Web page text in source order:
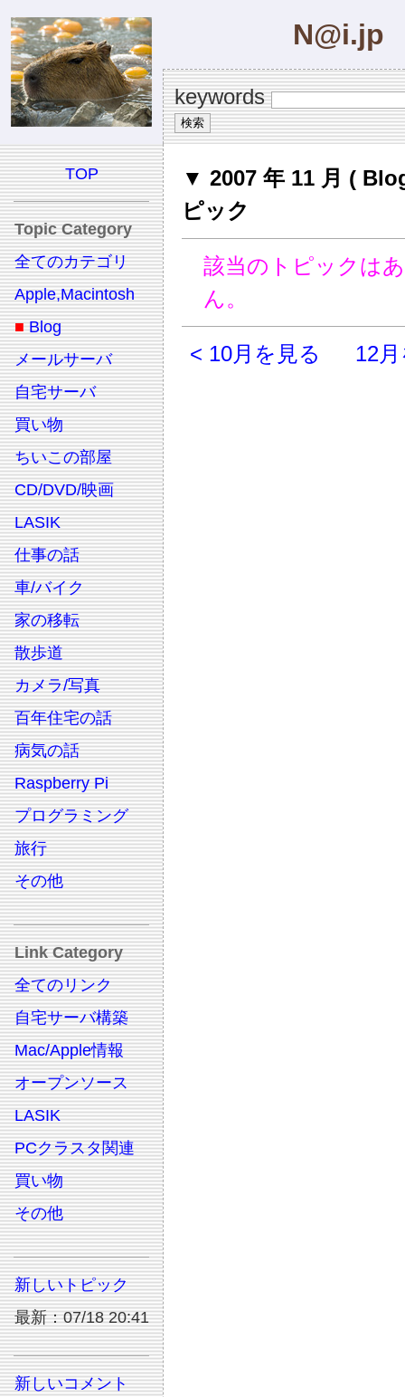
N@i.jp
keywords
TOP
Topic Category
全てのカテゴリ
Apple,Macintosh
■ Blog
メールサーバ
自宅サーバ
買い物
ちいこの部屋
CD/DVD/映画
LASIK
仕事の話
車/バイク
家の移転
散歩道
カメラ/写真
百年住宅の話
病気の話
Raspberry Pi
プログラミング
旅行
その他
Link Category
全てのリンク
自宅サーバ構築
Mac/Apple情報
オープンソース
LASIK
PCクラスタ関連
買い物
その他
新しいトピック
最新：07/18 20:41
新しいコメント
▼ 2007 年 11 月 (
ピック
該当のトピックは
ん。
< 10月を見る 12